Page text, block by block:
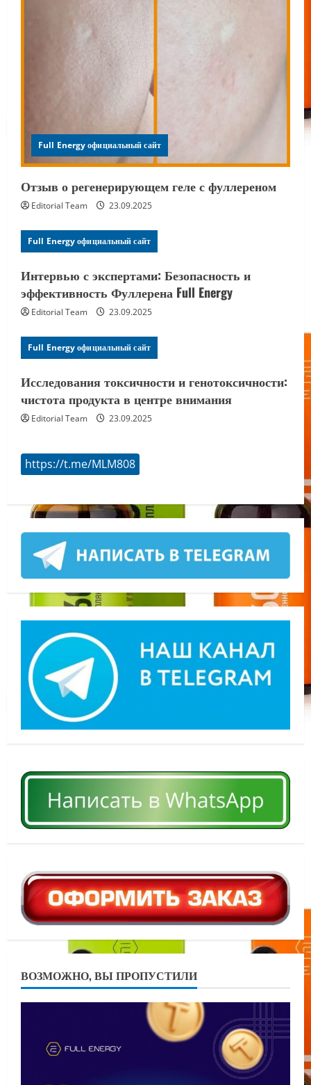
Full Energy официальный сайт
Отзыв о регенерирующем геле с фуллереном
Editorial Team 23.09.2025
Full Energy официальный сайт
Интервью с экспертами: Безопасность и
эффективность Фуллерена Full Energy
Editorial Team 23.09.2025
Full Energy официальный сайт
Исследования токсичности и генотоксичности:
чистота продукта в центре внимания
Editorial Team 23.09.2025
https://t.me/MLM808
ВОЗМОЖНО, ВЫ ПРОПУСТИЛИ